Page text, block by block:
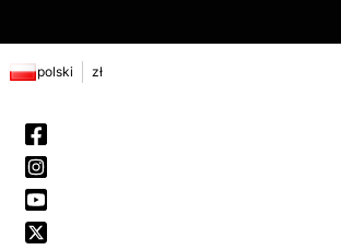
polski zł